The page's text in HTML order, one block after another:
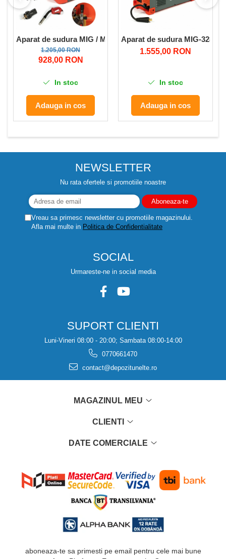
Aparat de sudura MIG / MMA MIG-308,308A Almaz AZ-
1.205,00 RON
928,00 RON
In stoc
Adauga in cos
Aparat de sudura MIG-328
1.555,00 RON
In stoc
Adauga in cos
NEWSLETTER
Nu rata ofertele si promotiile noastre
Vreau sa primesc newsletter cu promotiile magazinului.
Afla mai multe in Politica de Confidentialitate
SOCIAL
Urmareste-ne in social media
SUPORT CLIENTI
Luni-Vineri 08:00 - 20:00; Sambata 08:00-14:00
0770661470
contact@depozitunelte.ro
MAGAZINUL MEU
CLIENTI
DATE COMERCIALE
aboneaza-te sa primesti pe email pentru cele mai bune